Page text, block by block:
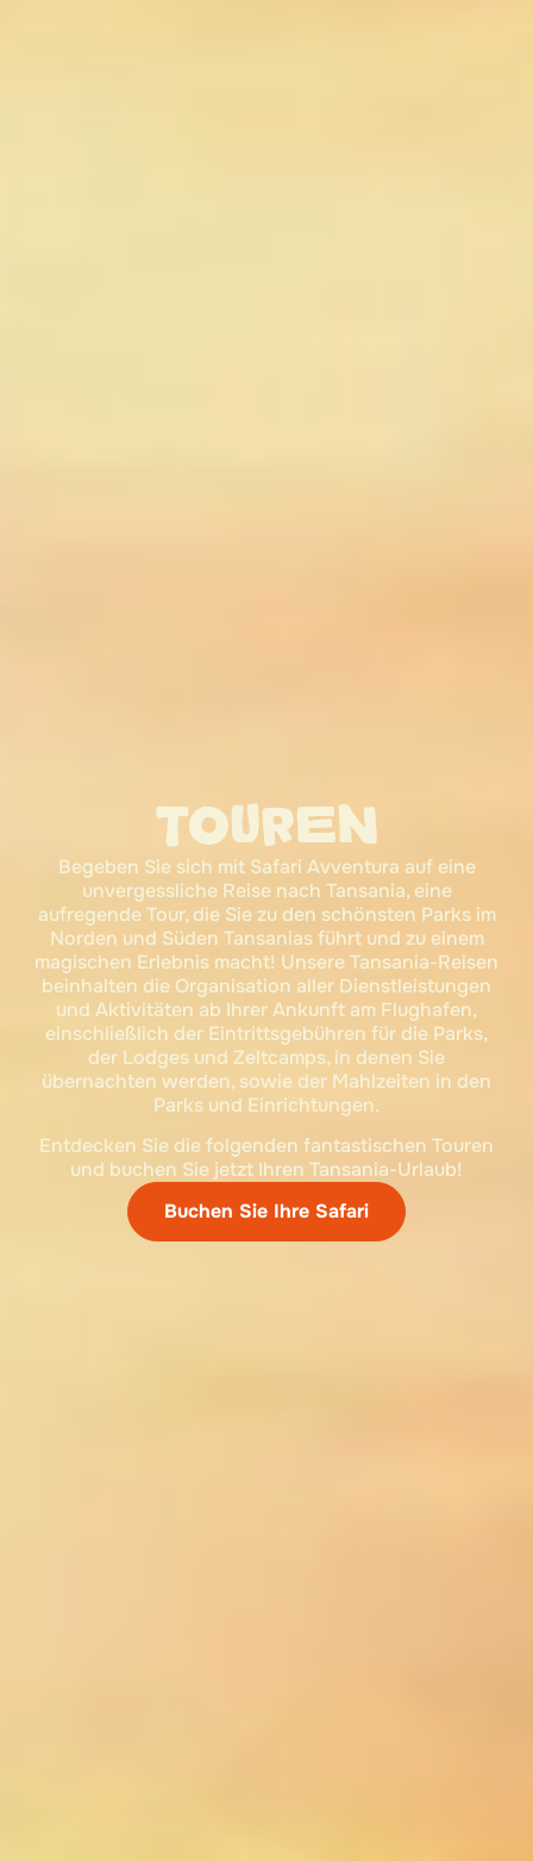
TOUREN
Begeben Sie sich mit Safari Avventura auf eine
unvergessliche Reise nach Tansania, eine
aufregende Tour, die Sie zu den schönsten Parks im
Norden und Süden Tansanias führt und zu einem
magischen Erlebnis macht! Unsere Tansania-Reisen
beinhalten die Organisation aller Dienstleistungen
und Aktivitäten ab Ihrer Ankunft am Flughafen,
einschließlich der Eintrittsgebühren für die Parks,
der Lodges und Zeltcamps, in denen Sie
übernachten werden, sowie der Mahlzeiten in den
Parks und Einrichtungen.
Entdecken Sie die folgenden fantastischen Touren
und buchen Sie jetzt Ihren Tansania-Urlaub!
Buchen Sie Ihre Safari